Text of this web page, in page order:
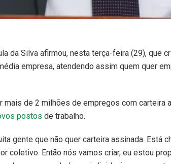
da Silva afirmou, nesta terça-feira (29), que
empresa, atendendo assim quem quer
mais de 2 milhões de empregos com
postos de trabalho.
gente que não quer carteira assinada. Está
coletivo. Então nós vamos criar, eu estou